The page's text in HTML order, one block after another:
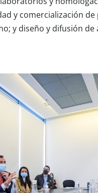
y comercialización
y diseño y difusión